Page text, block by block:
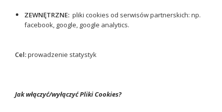
ZEWNĘTRZNE: pliki cookies od serwisów partnerskich: np.
facebook, google, google analytics.
Cel:prowadzenie statystyk
Jak włączyć/wyłączyć Pliki Cookies?